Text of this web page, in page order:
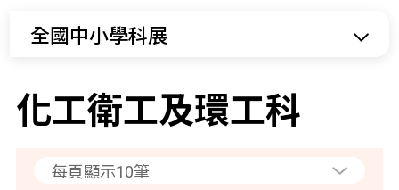
全國中小學科展
化工衛工及環工科